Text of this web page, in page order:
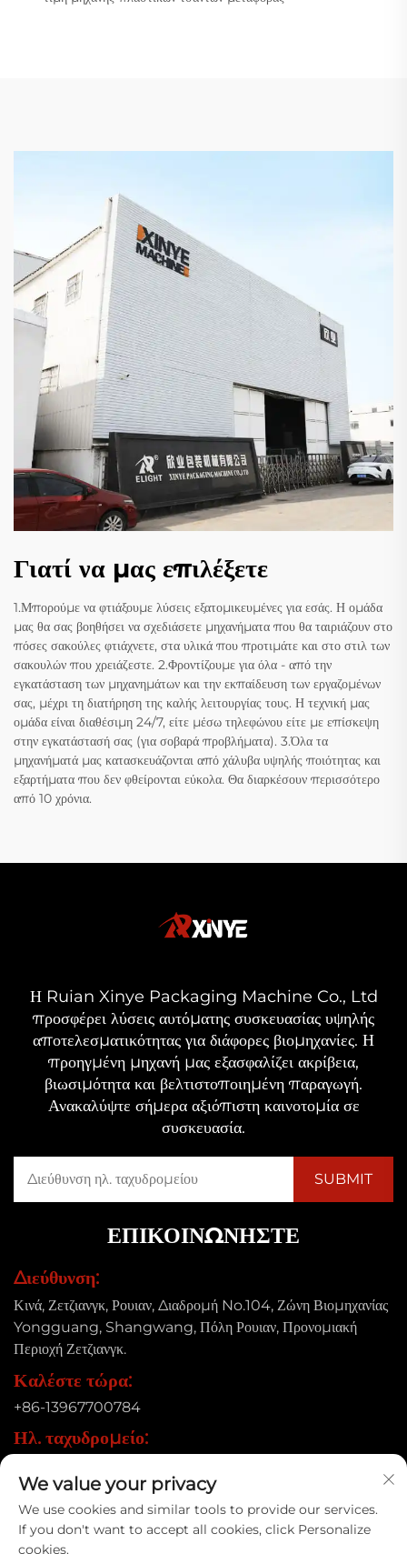
Γιατί να μας επιλέξετε
1.Μπορούμε να φτιάξουμε λύσεις εξατομικευμένες για εσάς. Η ομάδα
μας θα σας βοηθήσει να σχεδιάσετε μηχανήματα που θα ταιριάζουν στο
πόσες σακούλες φτιάχνετε, στα υλικά που προτιμάτε και στο στιλ των
σακουλών που χρειάζεστε. 2.Φροντίζουμε για όλα - από την
εγκατάσταση των μηχανημάτων και την εκπαίδευση των εργαζομένων
σας, μέχρι τη διατήρηση της καλής λειτουργίας τους. Η τεχνική μας
ομάδα είναι διαθέσιμη 24/7, είτε μέσω τηλεφώνου είτε με επίσκεψη
στην εγκατάστασή σας (για σοβαρά προβλήματα). 3.Όλα τα
μηχανήματά μας κατασκευάζονται από χάλυβα υψηλής ποιότητας και
εξαρτήματα που δεν φθείρονται εύκολα. Θα διαρκέσουν περισσότερο
από 10 χρόνια.
Η Ruian Xinye Packaging Machine Co., Ltd
προσφέρει λύσεις αυτόματης συσκευασίας υψηλής
αποτελεσματικότητας για διάφορες βιομηχανίες. Η
προηγμένη μηχανή μας εξασφαλίζει ακρίβεια,
βιωσιμότητα και βελτιστοποιημένη παραγωγή.
Ανακαλύψτε σήμερα αξιόπιστη καινοτομία σε
συσκευασία.
ΕΠΙΚΟΙΝΩΝΉΣΤΕ
Διεύθυνση:
Κινά, Ζετζιανγκ, Ρουιαν, Διαδρομή No.104, Ζώνη Βιομηχανίας
Yongguang, Shangwang, Πόλη Ρουιαν, Προνομιακή
Περιοχή Ζετζιανγκ.
Καλέστε τώρα:
+86-13967700784
Ηλ. ταχυδρομείο:
Δικαιώματα πνευματικής ιδιοκτησίας © 2025 Ruian Xinye
We value your privacy
We use cookies and similar tools to provide our services.
If you don't want to accept all cookies, click Personalize
cookies.